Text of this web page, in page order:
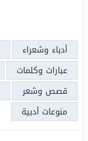
أدباء وشعراء
عبارات وكلمات
قصص وشعر
منوعات أدبية